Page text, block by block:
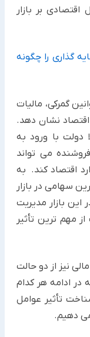
اقتصادی بر بازار
گذاری را چگونه
گمرکی، مالیات
نشان دهد.
دولت با ورود به
می تواند
اقتصاد کند. به
سهامی در بازار
این بازار مدیریت
مهم ترین تأثیر
نیز از دو حالت
ادامه هر کدام
تأثیر عوامل
می دهیم.